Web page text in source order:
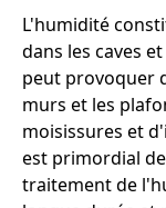
L'humidité
dans les caves
peut provoquer
murs et les
moisissures et
est primordial
traitement de